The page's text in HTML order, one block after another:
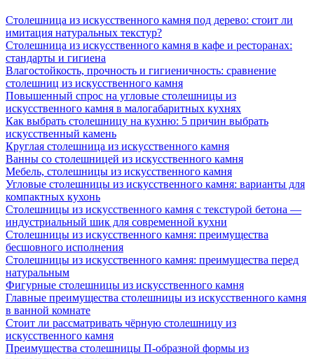
Столешница из искусственного камня под дерево: стоит ли
имитация натуральных текстур?
Столешница из искусственного камня в кафе и ресторанах:
стандарты и гигиена
Влагостойкость, прочность и гигиеничность: сравнение
столешниц из искусственного камня
Повышенный спрос на угловые столешницы из
искусственного камня в малогабаритных кухнях
Как выбрать столешницу на кухню: 5 причин выбрать
искусственный камень
Круглая столешница из искусственного камня
Ванны со столешницей из искусственного камня
Мебель, столешницы из искусственного камня
Угловые столешницы из искусственного камня: варианты для
компактных кухонь
Столешницы из искусственного камня с текстурой бетона —
индустриальный шик для современной кухни
Столешницы из искусственного камня: преимущества
бесшовного исполнения
Столешницы из искусственного камня: преимущества перед
натуральным
Фигурные столешницы из искусственного камня
Главные преимущества столешницы из искусственного камня
в ванной комнате
Стоит ли рассматривать чёрную столешницу из
искусственного камня
Преимущества столешницы П-образной формы из